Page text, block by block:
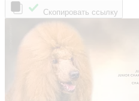
Скопировать ссылку